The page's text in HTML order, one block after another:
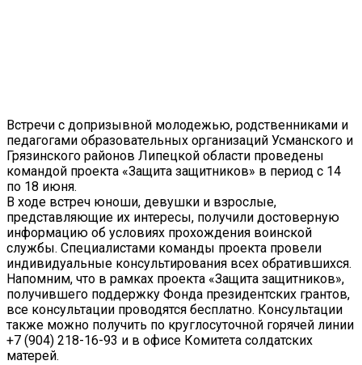
Встречи с допризывной молодежью, родственниками и
педагогами образовательных организаций Усманского и
Грязинского районов Липецкой области проведены
командой проекта «Защита защитников» в период с 14
по 18 июня.
В ходе встреч юноши, девушки и взрослые,
представляющие их интересы, получили достоверную
информацию об условиях прохождения воинской
службы. Специалистами команды проекта провели
индивидуальные консультирования всех обратившихся.
Напомним, что в рамках проекта «Защита защитников»,
получившего поддержку Фонда президентских грантов,
все консультации проводятся бесплатно. Консультации
также можно получить по круглосуточной горячей линии
+7 (904) 218-16-93 и в офисе Комитета солдатских
матерей.